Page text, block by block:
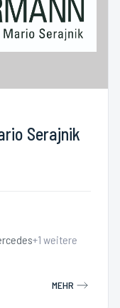
Serajnik
+1 weitere
MEHR